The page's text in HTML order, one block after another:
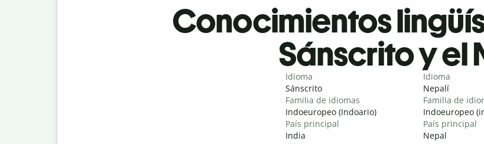
Conocimientos
Sánscrito y el
Idioma
Sánscrito
Familia de idiomas
Indoeuropeo (Indoario)
País principal
India
Idioma
Nepalí
Familia de
Indoeuropeo
País principal
Nepal